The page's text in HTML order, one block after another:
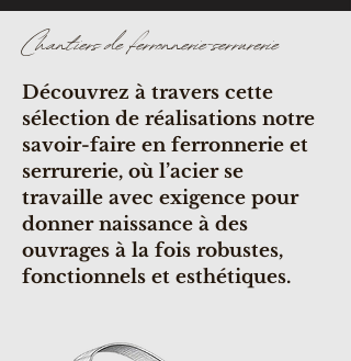
Chantiers de ferronnerie-serrurerie
Découvrez à travers cette
sélection de réalisations notre
savoir-faire en ferronnerie et
serrurerie, où l’acier se
travaille avec exigence pour
donner naissance à des
ouvrages à la fois robustes,
fonctionnels et esthétiques.